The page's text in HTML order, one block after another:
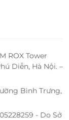
ROX Tower
Diễn, Hà Nội. –
Bình Trưng,
- Do Sở